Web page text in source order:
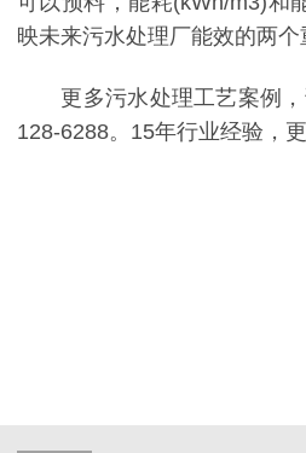
映未来污水处理厂能效的两个
更多污水处理工艺案例
128-6288。15年行业经验，